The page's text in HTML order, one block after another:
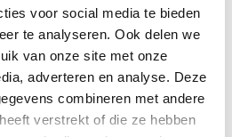
voor social media te bieden
te analyseren. Ook delen we
van onze site met onze
adverteren en analyse. Deze
combineren met andere
verstrekt of die ze hebben